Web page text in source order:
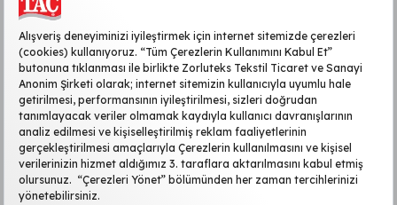
KURUMSAL
MÜŞTERİ HİZMETLERİ
SİTE HAKKINDA